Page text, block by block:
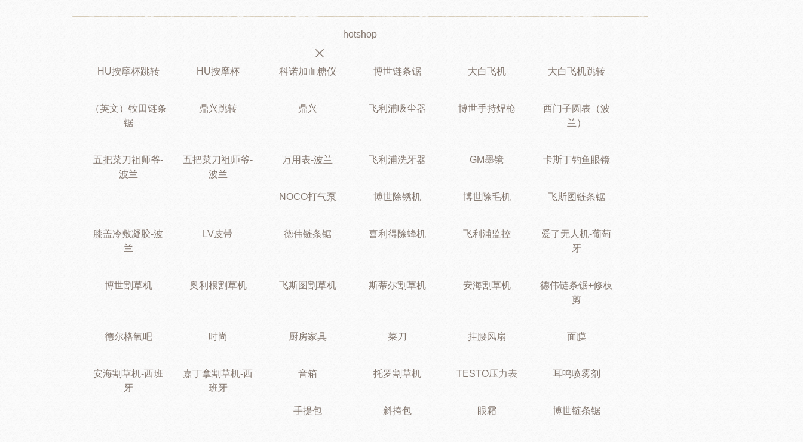
hotshop
HU按摩杯跳转 HU按摩杯 科诺加血糖仪 博世链条锯 大白飞机 大白飞机跳转
（英文）牧田链条
锯
鼎兴跳转 鼎兴 飞利浦吸尘器 博世手持焊枪
西门子圆表（波
兰）
五把菜刀祖师爷-
波兰
五把菜刀祖师爷-
波兰
万用表-波兰 飞利浦洗牙器 GM墨镜 卡斯丁钓鱼眼镜
NOCO打气泵 博世除锈机 博世除毛机 飞斯图链条锯
膝盖冷敷凝胶-波
兰
LV皮带 德伟链条锯 喜利得除蜂机 飞利浦监控
爱了无人机-葡萄
牙
博世割草机 奥利根割草机 飞斯图割草机 斯蒂尔割草机 安海割草机
德伟链条锯+修枝
剪
德尔格氧吧 时尚 厨房家具 菜刀 挂腰风扇 面膜
安海割草机-西班
牙
嘉丁拿割草机-西
班牙
音箱 托罗割草机 TESTO压力表 耳鸣喷雾剂
手提包 斜挎包 眼霜 博世链条锯